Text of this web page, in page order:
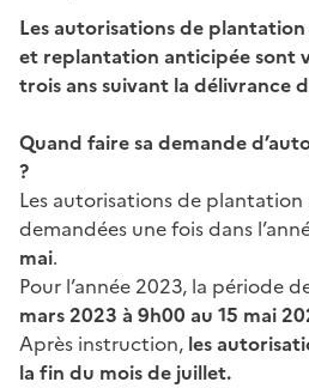
Les autorisations de
et replantation anticipée sont
trois ans suivant la délivrance
Quand faire sa demande
?
Les autorisations de
demandées une fois dans
mai.
Pour l’année 2023, la période
mars 2023 à 9h00 au 15 mai
Après instruction, les
la fin du mois de juillet.